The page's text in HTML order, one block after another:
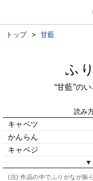
トップ > 甘藍
ふ
“甘藍”の
読み
キャベツ
かんらん
キャベジ
▼
(注) 作品の中でふりがなが振